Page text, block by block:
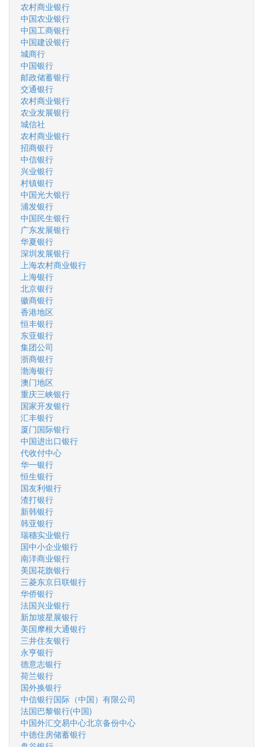
农村商业银行
中国农业银行
中国工商银行
中国建设银行
城商行
中国银行
邮政储蓄银行
交通银行
农村商业银行
农业发展银行
城信社
农村商业银行
招商银行
中信银行
兴业银行
村镇银行
中国光大银行
浦发银行
中国民生银行
广东发展银行
华夏银行
深圳发展银行
上海农村商业银行
上海银行
北京银行
徽商银行
香港地区
恒丰银行
东亚银行
集团公司
浙商银行
渤海银行
澳门地区
重庆三峡银行
国家开发银行
汇丰银行
厦门国际银行
中国进出口银行
代收付中心
华一银行
恒生银行
国友利银行
渣打银行
新韩银行
韩亚银行
瑞穗实业银行
国中小企业银行
南洋商业银行
美国花旗银行
三菱东京日联银行
华侨银行
法国兴业银行
新加坡星展银行
美国摩根大通银行
三井住友银行
永亨银行
德意志银行
荷兰银行
国外换银行
中信银行国际（中国）有限公司
法国巴黎银行(中国)
中国外汇交易中心北京备份中心
中德住房储蓄银行